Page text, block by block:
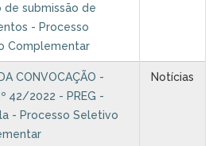
de submissão de
- Processo
Complementar
CONVOCAÇÃO -
42/2022 - PREG -
- Processo Seletivo
Notícias